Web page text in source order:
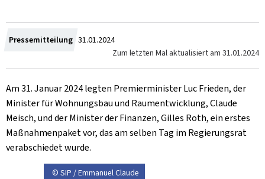
Pressemitteilung Zum
31.01.2024
Zum letzten Mal aktualisiert am 31.01.2024
Am 31. Januar 2024 legten Premierminister Luc Frieden, der
Minister für Wohnungsbau und Raumentwicklung, Claude
Meisch, und der Minister der Finanzen, Gilles Roth, ein erstes
Maßnahmenpaket vor, das am selben Tag im Regierungsrat
verabschiedet wurde.
© SIP / Emmanuel Claude